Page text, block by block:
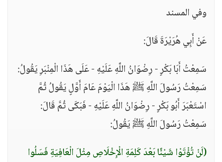
وفي المسند
عَنْ أَبِي هُرَيْرَةَ قَالَ:
سَمِعْتُ أَبَا بَكْرٍ - رِضْوَانُ اللَّهِ عَلَيْهِ - عَلَى هَذَا الْمِنْبَرِ يَقُولُ:
سَمِعْتُ رَسُولَ اللَّهِ ﷺ هَذَا الْيَوْمَ عَامَ أَوَّلٍ يَقُولُ ثُمَّ
اسْتَعْبَرَ أَبُو بَكْرٍ - رِضْوَانُ اللَّهِ عَلَيْهِ - فَبَكَى ثُمَّ قَالَ:
سَمِعْتُ رَسُولَ اللَّهِ ﷺ يَقُولُ:
(لَنْ تُؤْتَوْا شَيْئًا بَعْدَ كَلِمَةِ الْإِخْلَاصِ مِثْلَ الْعَافِيَةِ فَسَلُوا